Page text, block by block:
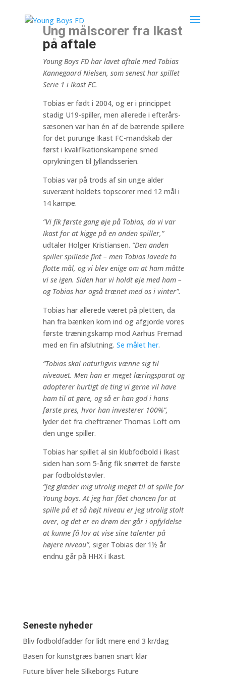
Ung målscorer fra Ikast
på aftale
Young Boys FD har lavet aftale med Tobias
Kannegaard Nielsen, som senest har spillet
Serie 1 i Ikast FC.
Tobias er født i 2004, og er i princippet
stadig U19-spiller, men allerede i efterårs-
sæsonen var han én af de bærende spillere
for det purunge Ikast FC-mandskab der
først i kvalifikationskampene smed
oprykningen til Jyllandsserien.
Tobias var på trods af sin unge alder
suverænt holdets topscorer med 12 mål i
14 kampe.
”Vi fik første gang øje på Tobias, da vi var
Ikast for at kigge på en anden spiller,”
udtaler Holger Kristiansen. ”Den anden
spiller spillede fint – men Tobias lavede to
flotte mål, og vi blev enige om at ham måtte
vi se igen. Siden har vi holdt øje med ham –
og Tobias har også trænet med os i vinter”.
Tobias har allerede været på pletten, da
han fra bænken kom ind og afgjorde vores
første træningskamp mod Aarhus Fremad
med en fin afslutning. Se målet her.
”Tobias skal naturligvis vænne sig til
niveauet. Men han er meget læringsparat og
adopterer hurtigt de ting vi gerne vil have
ham til at gøre, og så er han god i hans
første pres, hvor han investerer 100%”,
lyder det fra cheftræner Thomas Loft om
den unge spiller.
Tobias har spillet al sin klubfodbold i Ikast
siden han som 5-årig fik snørret de første
par fodboldstøvler.
“Jeg glæder mig utrolig meget til at spille for
Young boys. At jeg har fået chancen for at
spille på et så højt niveau er jeg utrolig stolt
over, og det er en drøm der går i opfyldelse
at kunne få lov at vise sine talenter på
højere niveau”, siger Tobias der 1½ år
endnu går på HHX i Ikast.
Seneste nyheder
Bliv fodboldfadder for lidt mere end 3 kr/dag
Basen for kunstgræs banen snart klar
Future bliver hele Silkeborgs Future